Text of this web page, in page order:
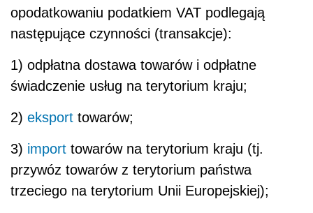
opodatkowaniu podatkiem VAT podlegają
następujące czynności (transakcje):
1) odpłatna dostawa towarów i odpłatne
świadczenie usług na terytorium kraju;
2) eksport towarów;
3) import towarów na terytorium kraju (tj.
przywóz towarów z terytorium państwa
trzeciego na terytorium Unii Europejskiej);